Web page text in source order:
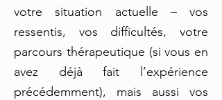
votre situation actuelle – vos
ressentis, vos difficultés, votre
parcours thérapeutique (si vous en
avez déjà fait l’expérience
précédemment), mais aussi vos